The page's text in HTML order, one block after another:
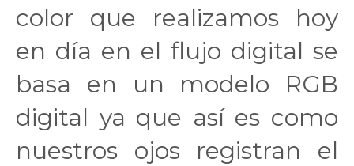
color que realizamos hoy
en día en el flujo digital se
basa en un modelo RGB
digital ya que así es como
nuestros ojos registran el